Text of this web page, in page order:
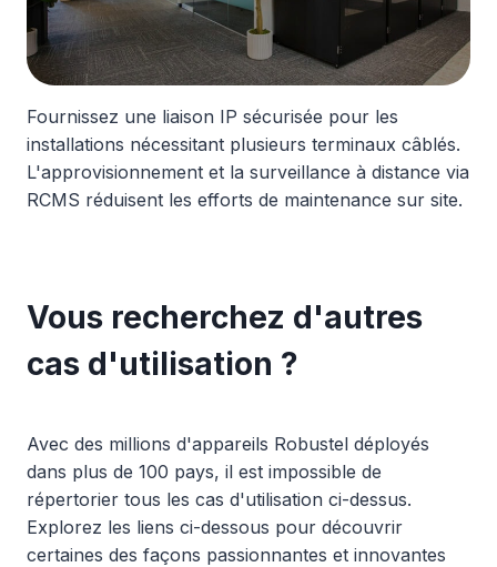
Fournissez une liaison IP sécurisée pour les
installations nécessitant plusieurs terminaux câblés.
L'approvisionnement et la surveillance à distance via
RCMS réduisent les efforts de maintenance sur site.
Vous recherchez d'autres
cas d'utilisation ?
Avec des millions d'appareils Robustel déployés
dans plus de 100 pays, il est impossible de
répertorier tous les cas d'utilisation ci-dessus.
Explorez les liens ci-dessous pour découvrir
certaines des façons passionnantes et innovantes